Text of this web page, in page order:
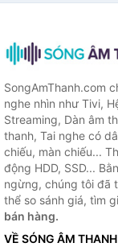
SongAmThanh.com
nghe nhìn như Tivi,
Streaming, Dàn âm
thanh, Tai nghe có
chiếu, màn chiếu...
động HDD, SSD...
ngừng, chúng tôi đã
thể so sánh giá, tìm
bán hàng.
VỀ SÓNG ÂM THANH